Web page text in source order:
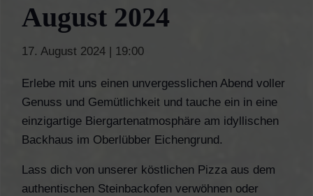
August 2024
17. August 2024 | 19:00
Erlebe mit uns einen unvergesslichen Abend voller
Genuss und Gemütlichkeit und tauche ein in eine
einzigartige Biergartenatmosphäre am idyllischen
Backhaus im Oberlübber Eichengrund.
Lass dich von unserer köstlichen Pizza aus dem
authentischen Steinbackofen verwöhnen oder